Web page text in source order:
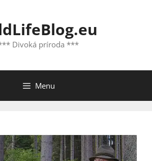
Divoká príroda ***
Menu